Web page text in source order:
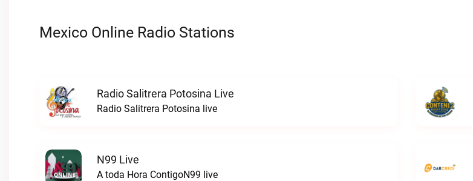
Mexico Online Radio Stations
Radio Salitrera Potosina Live
Radio Salitrera Potosina live
N99 Live
A toda Hora ContigoN99 live